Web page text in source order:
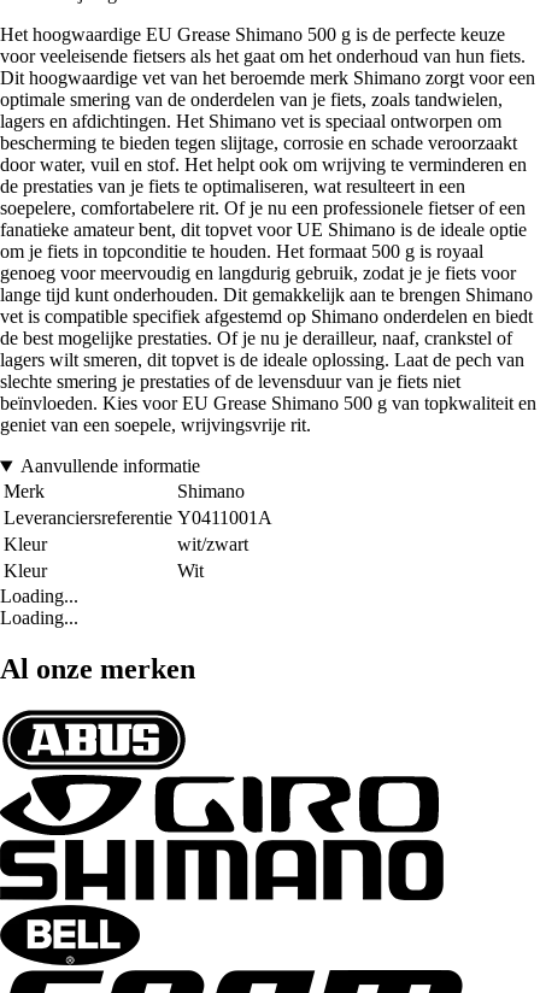
Het hoogwaardige EU Grease Shimano 500 g is de perfecte keuze
voor veeleisende fietsers als het gaat om het onderhoud van hun fiets.
Dit hoogwaardige vet van het beroemde merk Shimano zorgt voor een
optimale smering van de onderdelen van je fiets, zoals tandwielen,
lagers en afdichtingen. Het Shimano vet is speciaal ontworpen om
bescherming te bieden tegen slijtage, corrosie en schade veroorzaakt
door water, vuil en stof. Het helpt ook om wrijving te verminderen en
de prestaties van je fiets te optimaliseren, wat resulteert in een
soepelere, comfortabelere rit. Of je nu een professionele fietser of een
fanatieke amateur bent, dit topvet voor UE Shimano is de ideale optie
om je fiets in topconditie te houden. Het formaat 500 g is royaal
genoeg voor meervoudig en langdurig gebruik, zodat je je fiets voor
lange tijd kunt onderhouden. Dit gemakkelijk aan te brengen Shimano
vet is compatible specifiek afgestemd op Shimano onderdelen en biedt
de best mogelijke prestaties. Of je nu je derailleur, naaf, crankstel of
lagers wilt smeren, dit topvet is de ideale oplossing. Laat de pech van
slechte smering je prestaties of de levensduur van je fiets niet
beïnvloeden. Kies voor EU Grease Shimano 500 g van topkwaliteit en
geniet van een soepele, wrijvingsvrije rit.
Aanvullende informatie
Merk
Shimano
Leveranciersreferentie Y0411001A
Kleur
wit/zwart
Kleur
Wit
Loading...
Loading...
Al onze merken